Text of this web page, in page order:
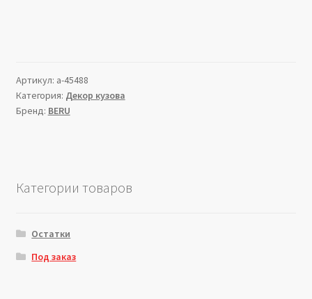
Артикул: a-45488
Категория: Декор кузова
Бренд: BERU
Категории товаров
Остатки
Под заказ